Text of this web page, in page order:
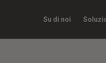
Su di noi